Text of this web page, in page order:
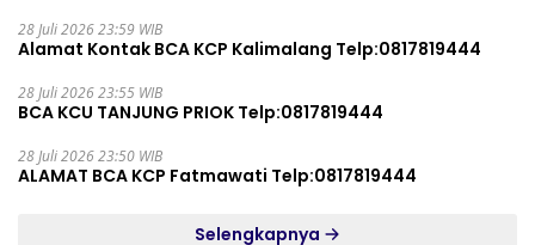
28 Juli 2026 23:59 WIB
Alamat Kontak BCA KCP Kalimalang Telp:0817819444
28 Juli 2026 23:55 WIB
BCA KCU TANJUNG PRIOK Telp:0817819444
28 Juli 2026 23:50 WIB
ALAMAT BCA KCP Fatmawati Telp:0817819444
Selengkapnya